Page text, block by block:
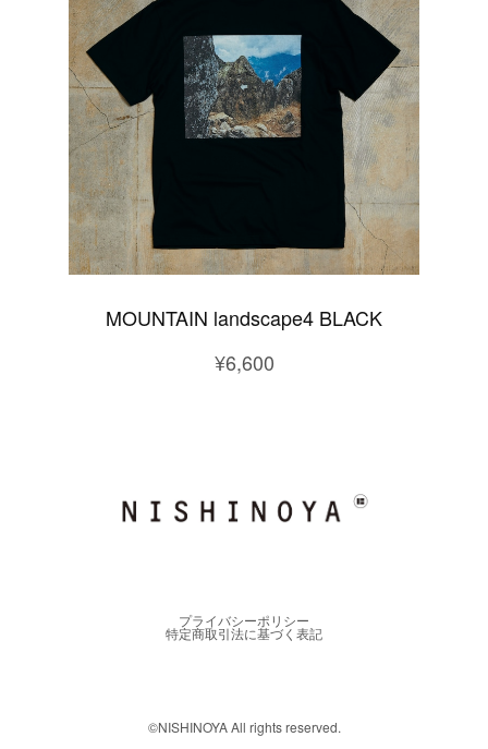
MOUNTAIN landscape4 BLACK
¥6,600
プライバシーポリシー
特定商取引法に基づく表記
©︎NISHINOYA All rights reserved.